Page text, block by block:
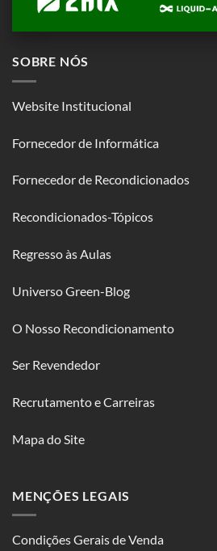
SOBRE NÓS
Website Institucional
Fornecedor de Informática
Fornecedor de Recondicionados
Recondicionados-Tópicos
Regresso às Aulas
Universo Green-Blog
O Nosso Recondicionamento
Ser Revendedor
Recrutamento e Carreiras
Mapa do Site
MENÇÕES LEGAIS
Condições Gerais de Venda